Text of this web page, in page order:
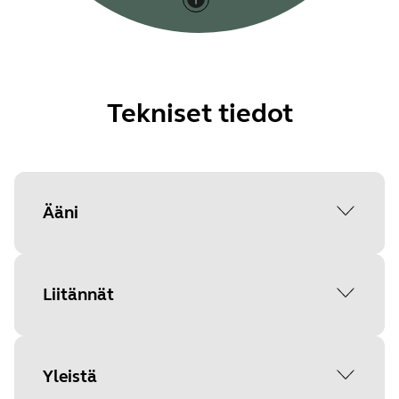
Tekniset tiedot
Ääni
Täys duplex audio
AEC-kaiunpoistotekniikka
Liitännät
Liitännät
Yleistä